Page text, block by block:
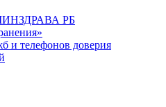
РБ
и телефонов доверия